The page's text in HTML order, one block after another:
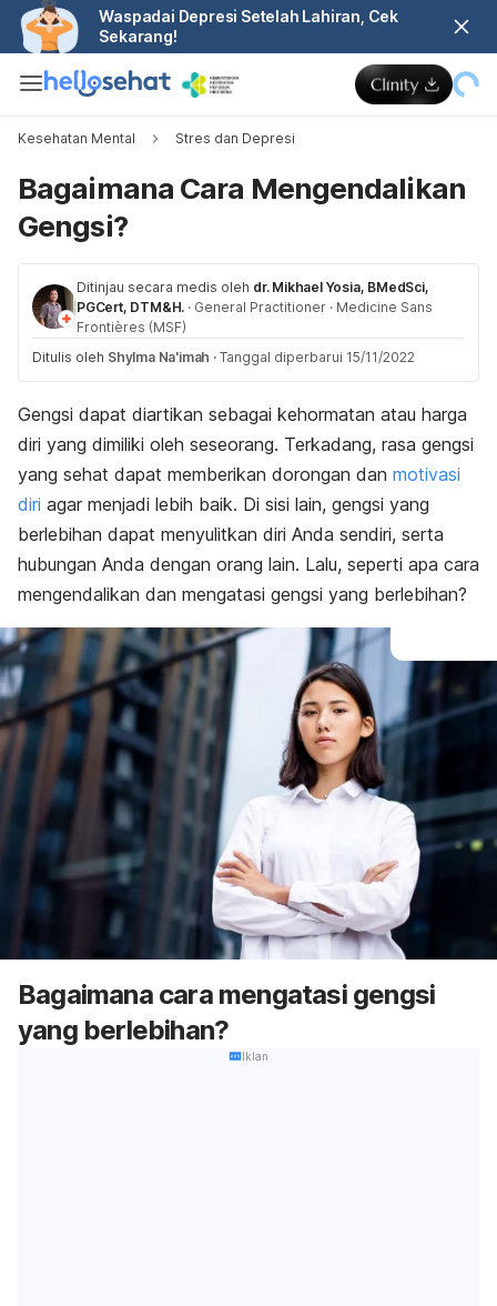
Waspadai Depresi Setelah Lahiran, Cek
Sekarang!
Kesehatan Mental Stres dan Depresi
Bagaimana Cara Mengendalikan
Gengsi?
Ditinjau secara medis oleh dr. Mikhael Yosia, BMedSci,
PGCert, DTM&H. · General Practitioner · Medicine Sans
Frontières (MSF)
Ditulis oleh Shylma Na'imah · Tanggal diperbarui 15/11/2022
Gengsi dapat diartikan sebagai kehormatan atau harga
diri yang dimiliki oleh seseorang. Terkadang, rasa gengsi
yang sehat dapat memberikan dorongan dan motivasi
diri agar menjadi lebih baik. Di sisi lain, gengsi yang
berlebihan dapat menyulitkan diri Anda sendiri, serta
hubungan Anda dengan orang lain. Lalu, seperti apa cara
mengendalikan dan mengatasi gengsi yang berlebihan?
Bagaimana cara mengatasi gengsi
yang berlebihan?
Iklan